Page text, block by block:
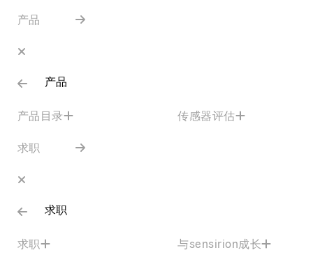
产品
产品
产品目录 传感器评估
求职
求职
求职 与sensirion成长